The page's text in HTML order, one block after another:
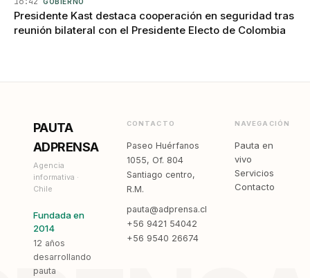
Presidente Kast destaca cooperación en seguridad tras
reunión bilateral con el Presidente Electo de Colombia
PAUTA
ADPRENSA
Agencia
informativa ·
Chile
Fundada en
2014
12 años
desarrollando
pauta
CONTACTO
Paseo Huérfanos
1055, Of. 804
Santiago centro,
R.M.
pauta@adprensa.cl
+56 9421 54042
+56 9540 26674
NAVEGACIÓN
Pauta en
vivo
Servicios
Contacto